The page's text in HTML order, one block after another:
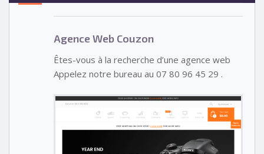
Agence Web Couzon
Êtes-vous à la recherche d’une agence web
Appelez notre bureau au 07 80 96 45 29 .